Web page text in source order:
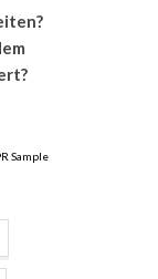
Sample